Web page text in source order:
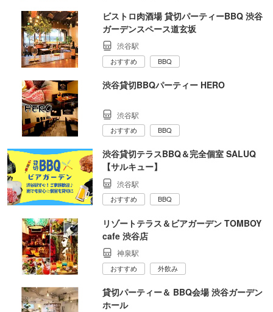
ビストロ肉酒場 貸切パーティーBBQ 渋谷
ガーデンスペース道玄坂
渋谷駅
おすすめ BBQ
渋谷貸切BBQパーティー HERO
渋谷駅
おすすめ BBQ
渋谷貸切テラスBBQ＆完全個室 SALUQ
【サルキュー】
渋谷駅
おすすめ BBQ
リゾートテラス＆ビアガーデン TOMBOY
cafe 渋谷店
神泉駅
おすすめ 外飲み
貸切パーティー＆ BBQ会場 渋谷ガーデン
ホール